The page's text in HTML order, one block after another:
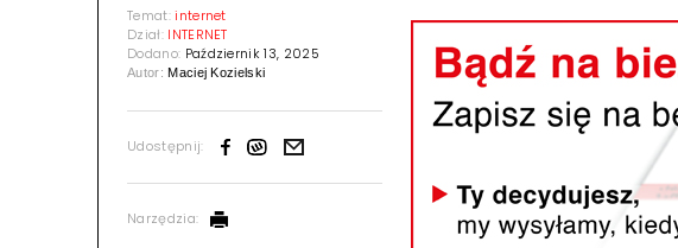
Temat:internet
Dział: INTERNET
Dodano: Październik 13, 2025
Autor:Maciej Kozielski
Udostępnij:
Narzędzia: